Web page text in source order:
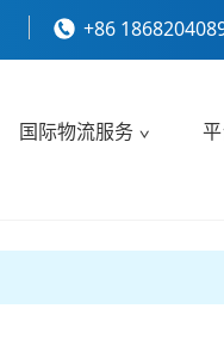
+86
国际物流服务